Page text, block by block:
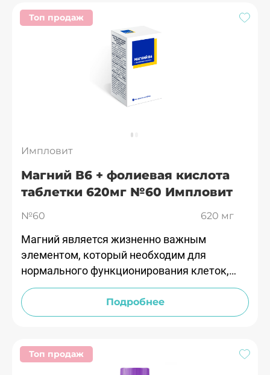
Топ продаж
Импловит
Магний В6 + фолиевая кислота
таблетки 620мг №60 Импловит
№60 620 мг
Магний является жизненно важным
элементом, который необходим для
нормального функционирования клеток,
участвует в большинстве реакций обмена
веществ.
Подробнее
Топ продаж